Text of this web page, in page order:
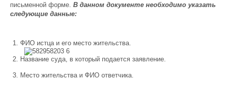
письменной форме. В данном документе необходимо указать
следующие данные:
ФИО истца и его место жительства.
Название суда, в который подается заявление.
Место жительства и ФИО ответчика.